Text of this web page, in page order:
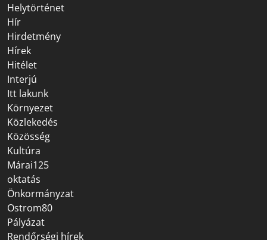
Helytörténet
Hír
Hirdetmény
Hírek
Hitélet
Interjú
Itt lakunk
Környezet
Közlekedés
Közösség
Kultúra
Márai125
oktatás
Önkormányzat
Ostrom80
Pályázat
Rendőrségi hírek